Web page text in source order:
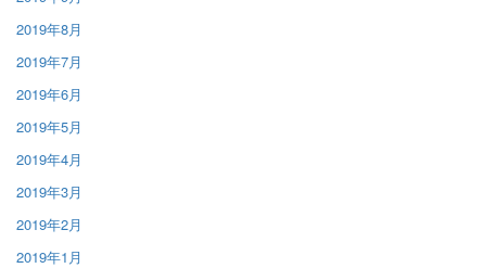
2019年8月
2019年7月
2019年6月
2019年5月
2019年4月
2019年3月
2019年2月
2019年1月